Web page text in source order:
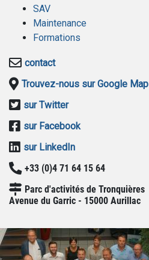
SAV
Maintenance
Formations
contact
Trouvez-nous sur Google Map
sur Twitter
sur Facebook
sur LinkedIn
+33 (0)4 71 64 15 64
Parc d'activités de Tronquières
Avenue du Garric - 15000 Aurillac